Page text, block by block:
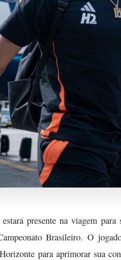
presente na viagem
Brasileiro. O
para aprimorar sua